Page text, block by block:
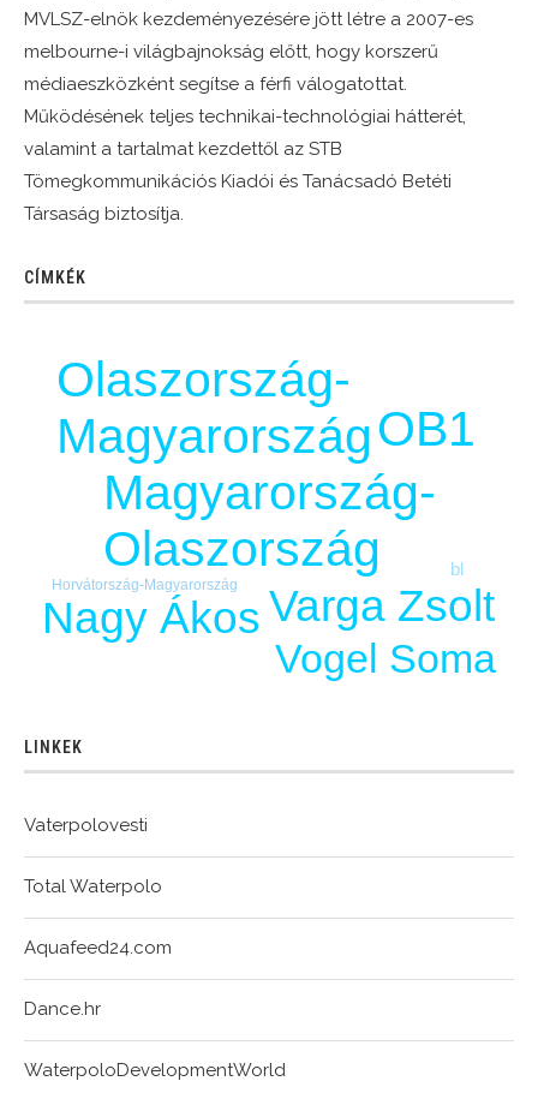
MVLSZ-elnök kezdeményezésére jött létre a 2007-es
melbourne-i világbajnokság előtt, hogy korszerű
médiaeszközként segítse a férfi válogatottat.
Működésének teljes technikai-technológiai hátterét,
valamint a tartalmat kezdettől az STB
Tömegkommunikációs Kiadói és Tanácsadó Betéti
Társaság biztosítja.
CÍMKÉK
Magyarország-
Olaszország
OB1
Olaszország-
Magyarország
Nagy ÁkosVarga Zsolt
Vogel Soma
bl
Horvátország-Magyarország
LINKEK
Vaterpolovesti
Total Waterpolo
Aquafeed24.com
Dance.hr
WaterpoloDevelopmentWorld